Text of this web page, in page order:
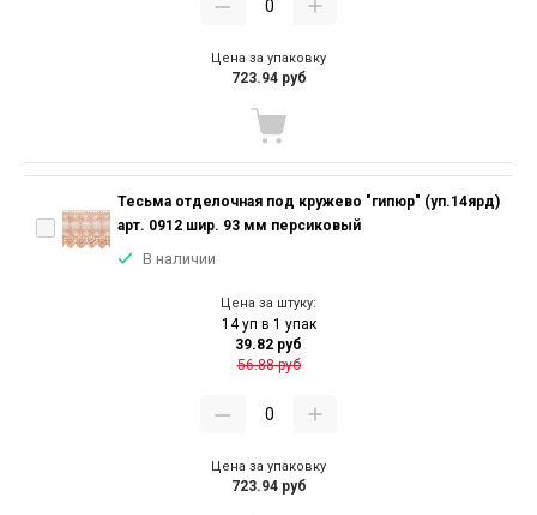
Цена за упаковку
723.94 руб
Тесьма отделочная под кружево "гипюр" (уп.14ярд)
арт. 0912 шир. 93 мм персиковый
В наличии
Цена за штуку:
14 уп в 1 упак
39.82 руб
56.88 руб
Цена за упаковку
723.94 руб